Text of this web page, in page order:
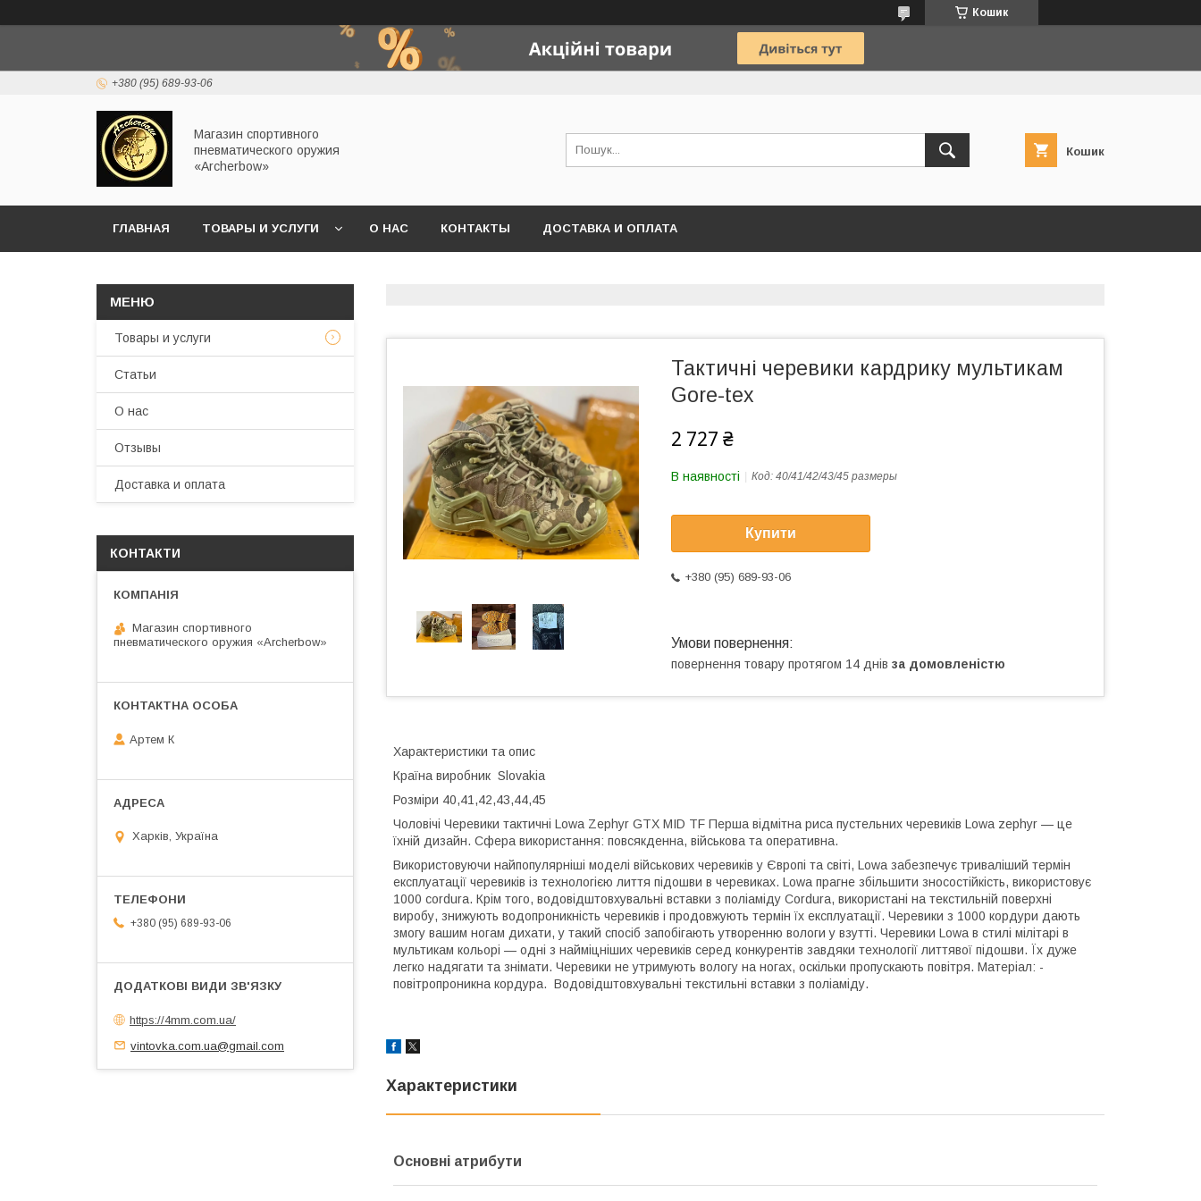
Кошик
+380 (95) 689-93-06
Магазин спортивного
пневматического оружия
«Archerbow»
Кошик
ГЛАВНАЯ ТОВАРЫ И УСЛУГИ О НАС КОНТАКТЫ ДОСТАВКА И ОПЛАТА
Тактичні черевики кардрику мультикам
Gore-tex
2 727 ₴
В наявності Код: 40/41/42/43/45 размеры
Купити
+380 (95) 689-93-06
повернення товару протягом 14 днів за домовленістю
Характеристики та опис
Країна виробник Slovakia
Розміри 40,41,42,43,44,45
Чоловічі Черевики тактичні Lowa Zephyr GTX MID TF Перша відмітна риса пустельних черевиків Lowa zephyr — це
їхній дизайн. Сфера використання: повсякденна, військова та оперативна.
Використовуючи найпопулярніші моделі військових черевиків у Європі та світі, Lowa забезпечує триваліший термін
експлуатації черевиків із технологією лиття підошви в черевиках. Lowa прагне збільшити зносостійкість, використовує
1000 cordura. Крім того, водовідштовхувальні вставки з поліаміду Cordura, використані на текстильній поверхні
виробу, знижують водопроникність черевиків і продовжують термін їх експлуатації. Черевики з 1000 кордури дають
змогу вашим ногам дихати, у такий спосіб запобігають утворенню вологи у взутті. Черевики Lowa в стилі мілітарі в
мультикам кольорі — одні з найміцніших черевиків серед конкурентів завдяки технології литтявої підошви. Їх дуже
легко надягати та знімати. Черевики не утримують вологу на ногах, оскільки пропускають повітря. Матеріал: -
повітропроникна кордура. Водовідштовхувальні текстильні вставки з поліаміду.
Характеристики
Основні атрибути
Товары и услуги
Статьи
О нас
Отзывы
Доставка и оплата
КОНТАКТИ
Магазин спортивного
пневматического оружия «Archerbow»
Артем К
Харків, Україна
+380 (95) 689-93-06
https://4mm.com.ua/
vintovka.com.ua@gmail.com